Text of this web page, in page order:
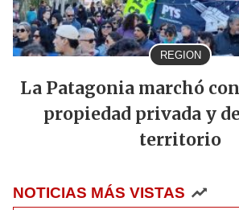
REGION
La Patagonia marchó
propiedad privada y
territorio
NOTICIAS MÁS VISTAS